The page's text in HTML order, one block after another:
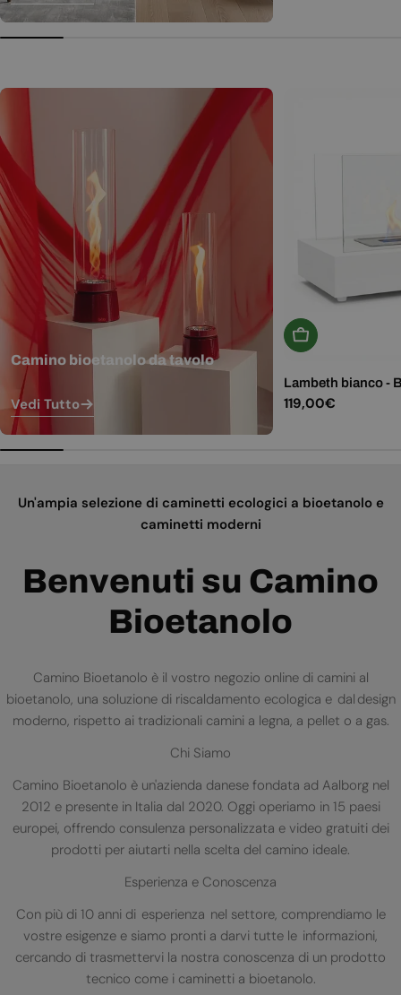
Camino bioetanolo da tavolo
Vedi Tutto
Aggiungi Al
Lambeth bianco -
Prezzo
119,00€
Un'ampia selezione di caminetti ecologici a bioetanolo e
caminetti moderni
Benvenuti su Camino
Bioetanolo
Camino Bioetanolo è il vostro negozio online di camini al
bioetanolo, una soluzione di riscaldamento ecologica e dal design
moderno, rispetto ai tradizionali camini a legna, a pellet o a gas.
Chi Siamo
Camino Bioetanolo è un'azienda danese fondata ad Aalborg nel
2012 e presente in Italia dal 2020. Oggi operiamo in 15 paesi
europei, offrendo consulenza personalizzata e video gratuiti dei
prodotti per aiutarti nella scelta del camino ideale.
Esperienza e Conoscenza
Con più di 10 anni di esperienza nel settore, comprendiamo le
vostre esigenze e siamo pronti a darvi tutte le informazioni,
cercando di trasmettervi la nostra conoscenza di un prodotto
tecnico come i caminetti a bioetanolo.